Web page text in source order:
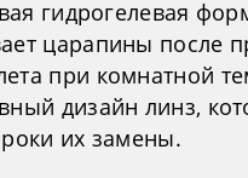
гидрогелевая
царапины после
при комнатной
дизайн линз,
их замены.